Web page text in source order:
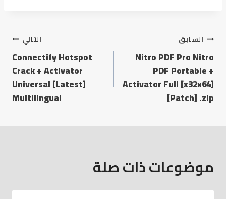
السابق
Nitro PDF Pro Nitro
PDF Portable +
Activator Full [x32x64]
[Patch] .zip
التالي
Connectify Hotspot
Crack + Activator
Universal [Latest]
Multilingual
موضوعات ذات صلة